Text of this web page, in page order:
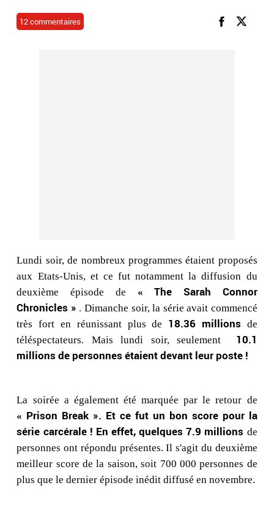
12 commentaires
Lundi soir, de nombreux programmes étaient proposés
aux Etats-Unis, et ce fut notamment la diffusion du
deuxième épisode de «The Sarah Connor
Chronicles » . Dimanche soir, la série avait commencé
très fort en réunissant plus de 18.36 millionsde
téléspectateurs. Mais lundi soir, seulement
10.1
millions de personnes étaient devant leur poste !
La soirée a également été marquée par le retour de
« Prison Break ». Et ce fut un bon score pour la
série carcérale ! En effet, quelques 7.9 millions de
personnes ont répondu présentes. Il s'agit du deuxième
meilleur score de la saison, soit 700 000 personnes de
plus que le dernier épisode inédit diffusé en novembre.